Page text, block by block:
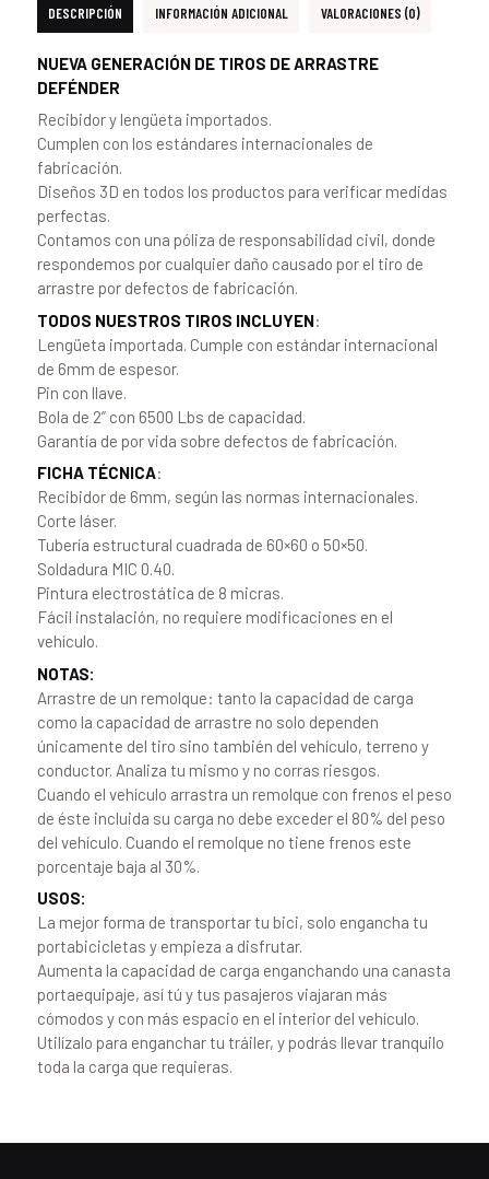
DESCRIPCIÓN INFORMACIÓN ADICIONAL VALORACIONES (0)
NUEVA GENERACIÓN DE TIROS DE ARRASTRE
DEFÉNDER
Recibidor y lengüeta importados.
Cumplen con los estándares internacionales de
fabricación.
Diseños 3D en todos los productos para verificar medidas
perfectas.
Contamos con una póliza de responsabilidad civil, donde
respondemos por cualquier daño causado por el tiro de
arrastre por defectos de fabricación.
TODOS NUESTROS TIROS INCLUYEN:
Lengüeta importada. Cumple con estándar internacional
de 6mm de espesor.
Pin con llave.
Bola de 2” con 6500 Lbs de capacidad.
Garantía de por vida sobre defectos de fabricación.
FICHA TÉCNICA:
Recibidor de 6mm, según las normas internacionales.
Corte láser.
Tubería estructural cuadrada de 60×60 o 50×50.
Soldadura MIC 0.40.
Pintura electrostática de 8 micras.
Fácil instalación, no requiere modificaciones en el
vehículo.
NOTAS:
Arrastre de un remolque: tanto la capacidad de carga
como la capacidad de arrastre no solo dependen
únicamente del tiro sino también del vehículo, terreno y
conductor. Analiza tu mismo y no corras riesgos.
Cuando el vehículo arrastra un remolque con frenos el peso
de éste incluida su carga no debe exceder el 80% del peso
del vehículo. Cuando el remolque no tiene frenos este
porcentaje baja al 30%.
USOS:
La mejor forma de transportar tu bici, solo engancha tu
portabicicletas y empieza a disfrutar.
Aumenta la capacidad de carga enganchando una canasta
portaequipaje, así tú y tus pasajeros viajaran más
cómodos y con más espacio en el interior del vehículo.
Utilízalo para enganchar tu tráiler, y podrás llevar tranquilo
toda la carga que requieras.